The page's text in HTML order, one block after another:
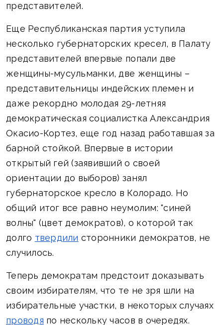
представителей.
Еще Республиканская партия уступила
несколько губернаторских кресел, в Палату
представителей впервые попали две
женщины-мусульманки, две женщины –
представительницы индейских племен и
даже рекордно молодая 29-летняя
демократическая социалистка Александрия
Окасио-Кортез, еще год назад работавшая за
барной стойкой. Впервые в истории
открытый гей (заявивший о своей
ориентации до выборов) занял
губернаторское кресло в Колорадо. Но
общий итог все равно неумолим: "синей
волны" (цвет демократов), о которой так
долго твердили сторонники демократов, не
случилось.
Теперь демократам предстоит доказывать
своим избирателям, что те не зря шли на
избирательные участки, в некоторых случаях
проводя по нескольку часов в очередях.